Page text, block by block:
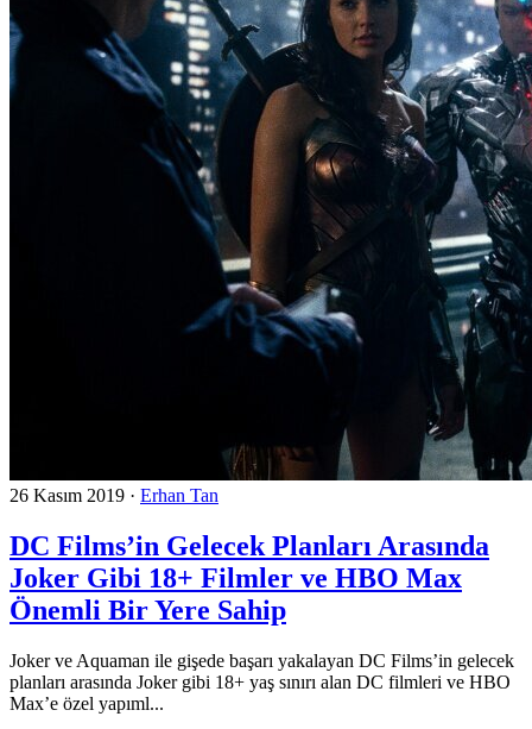
26 Kasım 2019 · Erhan Tan
DC Films’in Gelecek Planları Arasında
Joker Gibi 18+ Filmler ve HBO Max
Önemli Bir Yere Sahip
Joker ve Aquaman ile gişede başarı yakalayan DC Films’in gelecek
planları arasında Joker gibi 18+ yaş sınırı alan DC filmleri ve HBO
Max’e özel yapıml...